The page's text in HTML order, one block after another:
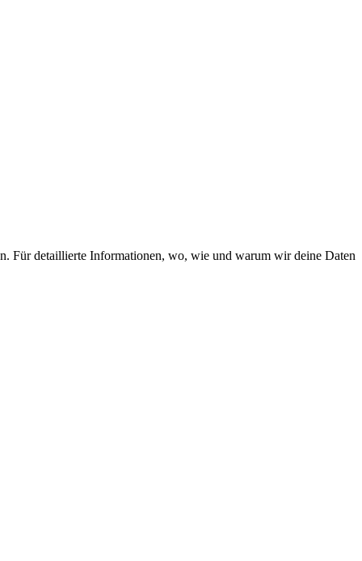
Für detaillierte Informationen, wo, wie und warum wir deine Daten